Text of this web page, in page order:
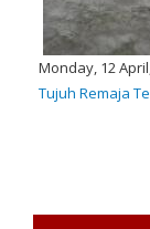
Monday, 12
Tujuh Remaja